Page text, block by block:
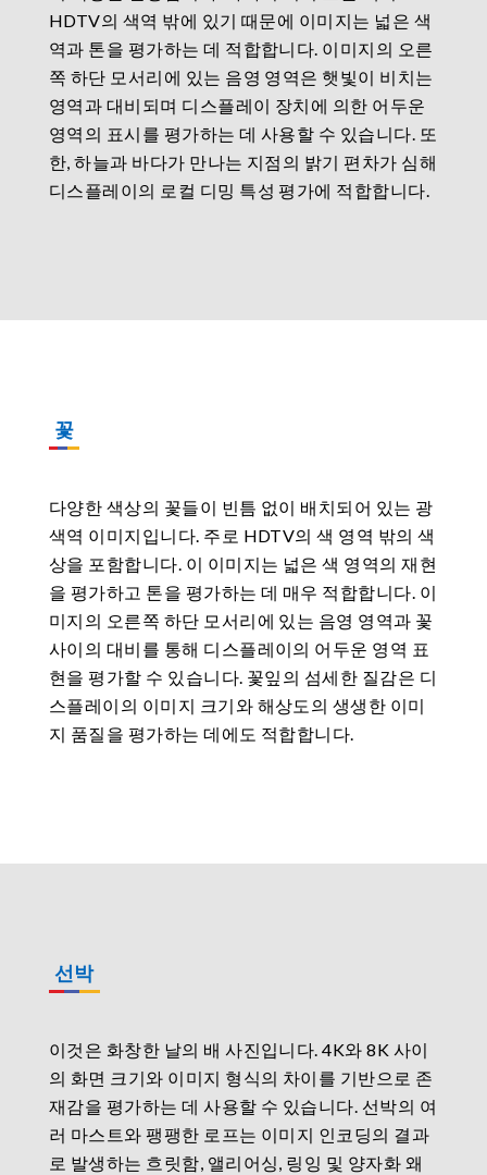
HDTV의 색역 밖에 있기 때문에 이미지는 넓은 색
역과 톤을 평가하는 데 적합합니다. 이미지의 오른
쪽 하단 모서리에 있는 음영 영역은 햇빛이 비치는
영역과 대비되며 디스플레이 장치에 의한 어두운
영역의 표시를 평가하는 데 사용할 수 있습니다. 또
한, 하늘과 바다가 만나는 지점의 밝기 편차가 심해
디스플레이의 로컬 디밍 특성 평가에 적합합니다.
꽃
다양한 색상의 꽃들이 빈틈 없이 배치되어 있는 광
색역 이미지입니다. 주로 HDTV의 색 영역 밖의 색
상을 포함합니다. 이 이미지는 넓은 색 영역의 재현
을 평가하고 톤을 평가하는 데 매우 적합합니다. 이
미지의 오른쪽 하단 모서리에 있는 음영 영역과 꽃
사이의 대비를 통해 디스플레이의 어두운 영역 표
현을 평가할 수 있습니다. 꽃잎의 섬세한 질감은 디
스플레이의 이미지 크기와 해상도의 생생한 이미
지 품질을 평가하는 데에도 적합합니다.
선박
이것은 화창한 날의 배 사진입니다. 4K와 8K 사이
의 화면 크기와 이미지 형식의 차이를 기반으로 존
재감을 평가하는 데 사용할 수 있습니다. 선박의 여
러 마스트와 팽팽한 로프는 이미지 인코딩의 결과
로 발생하는 흐릿함, 앨리어싱, 링잉 및 양자화 왜